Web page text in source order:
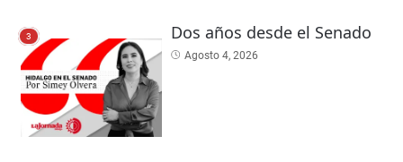
3 Dos años desde el Senado
Agosto 4, 2026